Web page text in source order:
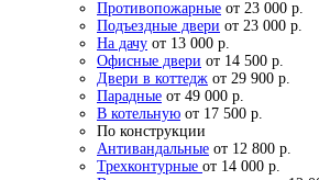
Противопожарные от 23 000 р.
Подъездные двери от 23 000 р.
На дачу от 13 000 р.
Офисные двери от 14 500 р.
Двери в коттедж от 29 900 р.
Парадные от 49 000 р.
В котельную от 17 500 р.
По конструкции
Антивандальные от 12 800 р.
Трехконтурные от 14 000 р.